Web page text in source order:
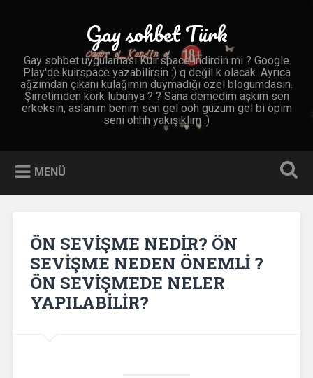
Gay sohbet Türk
Gay sohbet uygulaması Kuir.space indirdin mi ? Google
Play'de kuirspace yazabilirsin :) q değil k olacak. Ayrıca
ağzımdan çıkanı kulağımın duymadığı özel blogumdasın.
Şirretimden kork lubunya ? ? Sana demedim aşkım sen
erkeksin, aslanım benim sen gel ooh guzum gel bi öpim
seni ohhh yakışıklım :)
MENÜ
ÖN SEVİŞME NEDİR? ÖN
SEVİŞME NEDEN ÖNEMLİ ?
ÖN SEVİŞMEDE NELER
YAPILABİLİR?